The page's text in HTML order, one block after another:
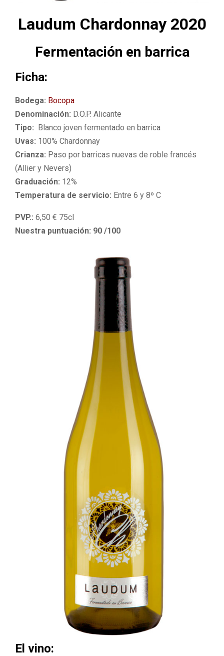
U
Laudum Chardonnay 2020
Fermentación en barrica
Ficha:
Bodega: Bocopa
Denominación: D.O.P. Alicante
Tipo:
Blanco joven fermentado en barrica
Uvas: 100% Chardonnay
Crianza: Paso por barricas nuevas de roble francés
(Allier y Nevers)
Graduación: 12%
Temperatura de servicio: Entre 6 y 8º C
PVP.: 6,50 € 75cl
Nuestra puntuación: 90 /100
El vino: